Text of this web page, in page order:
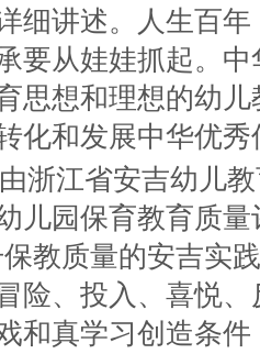
细讲述。人生百
要从娃娃抓起。
思想和理想的幼
化和发展中华优
浙江省安吉幼儿
儿园保育教育质
教质量的安吉实
险、投入、喜悦
和真学习创造条